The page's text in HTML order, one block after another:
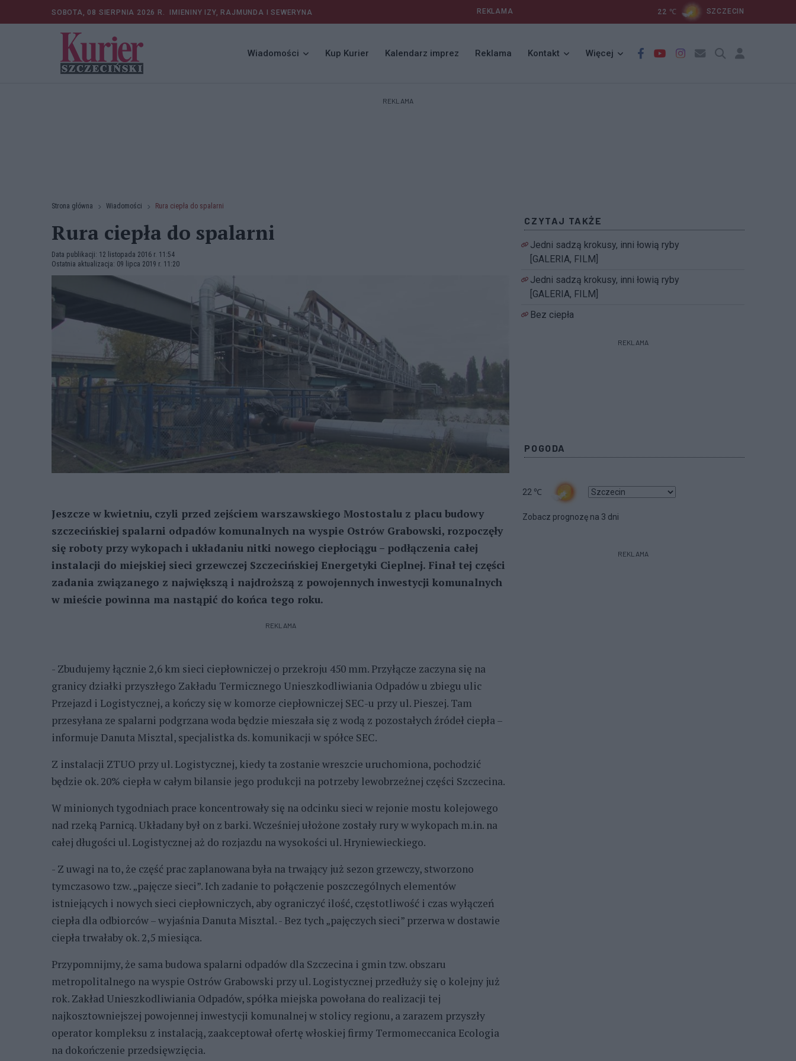
SOBOTA, 08 SIERPNIA 2026 R. IMIENINY IZY, RAJMUNDA I SEWERYNA REKLAMA 22 ℃ SZCZECIN
Wiadomości Kup Kurier Kalendarz imprez Reklama Kontakt Więcej
REKLAMA
Strona główna Wiadomości Rura ciepła do spalarni
Rura ciepła do spalarni
Data publikacji: 12 listopada 2016 r. 11:54
Ostatnia aktualizacja: 09 lipca 2019 r. 11:20
Jeszcze w kwietniu, czyli przed zejściem warszawskiego Mostostalu z placu budowy
szczecińskiej spalarni odpadów komunalnych na wyspie Ostrów Grabowski, rozpoczęły
się roboty przy wykopach i układaniu nitki nowego ciepłociągu – podłączenia całej
instalacji do miejskiej sieci grzewczej Szczecińskiej Energetyki Cieplnej. Finał tej części
zadania związanego z największą i najdroższą z powojennych inwestycji komunalnych
w mieście powinna ma nastąpić do końca tego roku.
REKLAMA
- Zbudujemy łącznie 2,6 km sieci ciepłowniczej o przekroju 450 mm. Przyłącze zaczyna się na
granicy działki przyszłego Zakładu Termicznego Unieszkodliwiania Odpadów u zbiegu ulic
Przejazd i Logistycznej, a kończy się w komorze ciepłowniczej SEC-u przy ul. Pieszej. Tam
przesyłana ze spalarni podgrzana woda będzie mieszała się z wodą z pozostałych źródeł ciepła –
informuje Danuta Misztal, specjalistka ds. komunikacji w spółce SEC.
Z instalacji ZTUO przy ul. Logistycznej, kiedy ta zostanie wreszcie uruchomiona, pochodzić
będzie ok. 20% ciepła w całym bilansie jego produkcji na potrzeby lewobrzeżnej części Szczecina.
W minionych tygodniach prace koncentrowały się na odcinku sieci w rejonie mostu kolejowego
nad rzeką Parnicą. Układany był on z barki. Wcześniej ułożone zostały rury w wykopach m.in. na
całej długości ul. Logistycznej aż do rozjazdu na wysokości ul. Hryniewieckiego.
- Z uwagi na to, że część prac zaplanowana była na trwający już sezon grzewczy, stworzono
tymczasowo tzw. „pajęcze sieci”. Ich zadanie to połączenie poszczególnych elementów
istniejących i nowych sieci ciepłowniczych, aby ograniczyć ilość, częstotliwość i czas wyłączeń
ciepła dla odbiorców – wyjaśnia Danuta Misztal. - Bez tych „pajęczych sieci” przerwa w dostawie
ciepła trwałaby ok. 2,5 miesiąca.
Przypomnijmy, że sama budowa spalarni odpadów dla Szczecina i gmin tzw. obszaru
metropolitalnego na wyspie Ostrów Grabowski przy ul. Logistycznej przedłuży się o kolejny już
rok. Zakład Unieszkodliwiania Odpadów, spółka miejska powołana do realizacji tej
najkosztowniejszej powojennej inwestycji komunalnej w stolicy regionu, a zarazem przyszły
operator kompleksu z instalacją, zaakceptował ofertę włoskiej firmy Termomeccanica Ecologia
na dokończenie przedsięwzięcia.
CZYTAJ TAKŻE
Jedni sadzą krokusy, inni łowią ryby
[GALERIA, FILM]
Jedni sadzą krokusy, inni łowią ryby
[GALERIA, FILM]
Bez ciepła
REKLAMA
POGODA
22 ℃
Zobacz prognozę na 3 dni
REKLAMA